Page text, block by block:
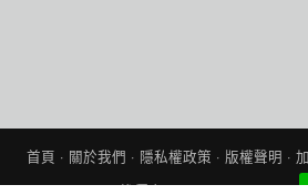
首頁 · 關於我們 · 隱私權政策 · 版權聲明 ·
© 2026找優惠All Rights Reserved.